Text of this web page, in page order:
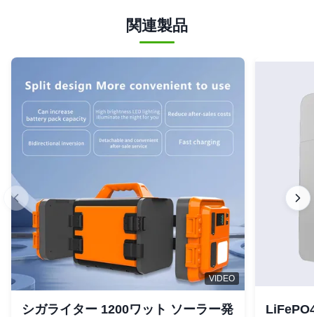
関連製品
VIDEO
シガライター 1200ワット ソーラー発